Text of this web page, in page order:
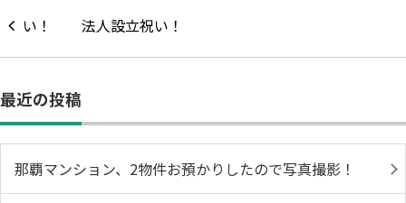
法人設立祝い！
最近の投稿
那覇マンション、2物件お預かりしたので写真撮影！